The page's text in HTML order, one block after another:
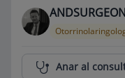
Centro Médico
Anar al